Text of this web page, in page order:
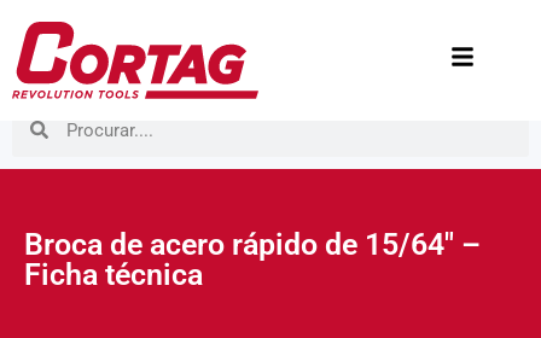
Broca de acero rápido de 15/64″ –
Ficha técnica